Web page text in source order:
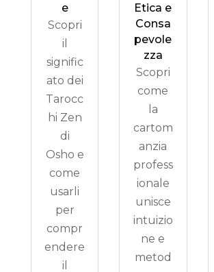
e
Scopri
il
signific
ato dei
Tarocc
hi Zen
di
Osho e
come
usarli
per
compr
endere
il
Etica e
Consa
pevole
zza
Scopri
come
la
cartom
anzia
profess
ionale
unisce
intuizio
ne e
metod